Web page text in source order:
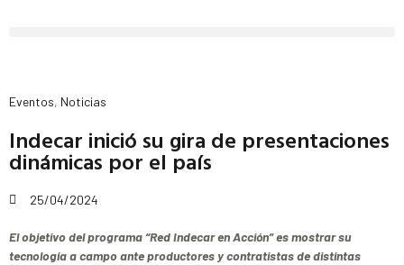
Eventos, Noticias
Indecar inició su gira de presentaciones
dinámicas por el país
25/04/2024
El objetivo del programa “Red Indecar en Acción” es mostrar su
tecnología a campo ante productores y contratistas de distintas